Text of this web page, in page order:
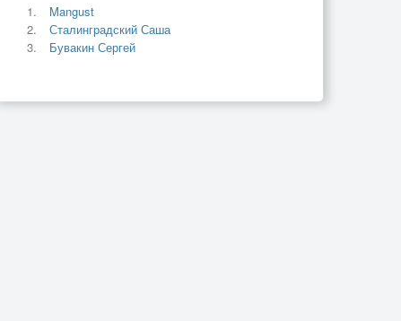
Mangust
Сталинградский Саша
Бувакин Сергей